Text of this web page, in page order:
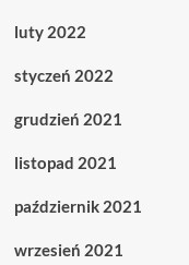
luty 2022
styczeń 2022
grudzień 2021
listopad 2021
październik 2021
wrzesień 2021